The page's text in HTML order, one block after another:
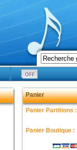
Panier
Panier Partitions :
Panier Boutique :